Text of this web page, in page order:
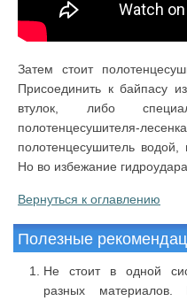
Затем стоит
Присоединить к байпасу
втулок, либо
полотенцесушителя-
полотенцесушитель водой,
Но во избежание
Вернуться к оглавлению
Полезные
Не стоит в одной
разных материалов.